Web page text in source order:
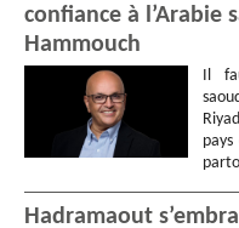
confiance à l’Arabie
Hammouch
Il
Hadramaout